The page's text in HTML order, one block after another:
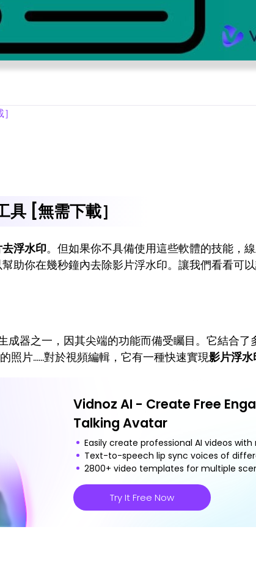
[無需下載］
浮水印。但如果你不具備使用這些軟體的技能，
助你在幾秒鐘內去除影片浮水印。讓我們看看可
成器之一，因其尖端的功能而備受矚目。它結合了
照片......對於視頻編輯，它有一種快速實現影片浮
Vidnoz AI - Create Free
Talking Avatar
Easily create professional AI videos
Text-to-speech lip sync voices of
2800+ video templates for multiple
Try It Free Now